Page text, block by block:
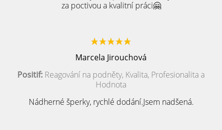
za poctivou a kvalitní práci🤗
Marcela Jirouchová
Positif: Reagování na podněty, Kvalita, Profesionalita a
Hodnota
Nádherné šperky, rychlé dodání.Jsem nadšená.